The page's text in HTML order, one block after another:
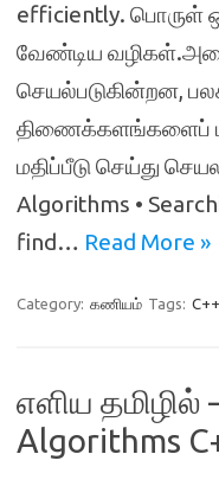
efficiently. பொருள்
வேண்டிய
செயல்படுகின்றன,
திணைக்களங்களைப்
மதிப்பீடு செய்து
Algorithms •
find… Read More »
Category: கணியம் Tags: C++
எளிய தமிழில்
Algorithms